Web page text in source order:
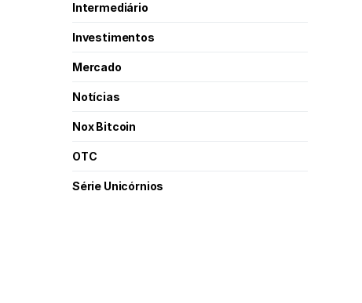
Intermediário
Investimentos
Mercado
Notícias
Nox Bitcoin
OTC
Série Unicórnios